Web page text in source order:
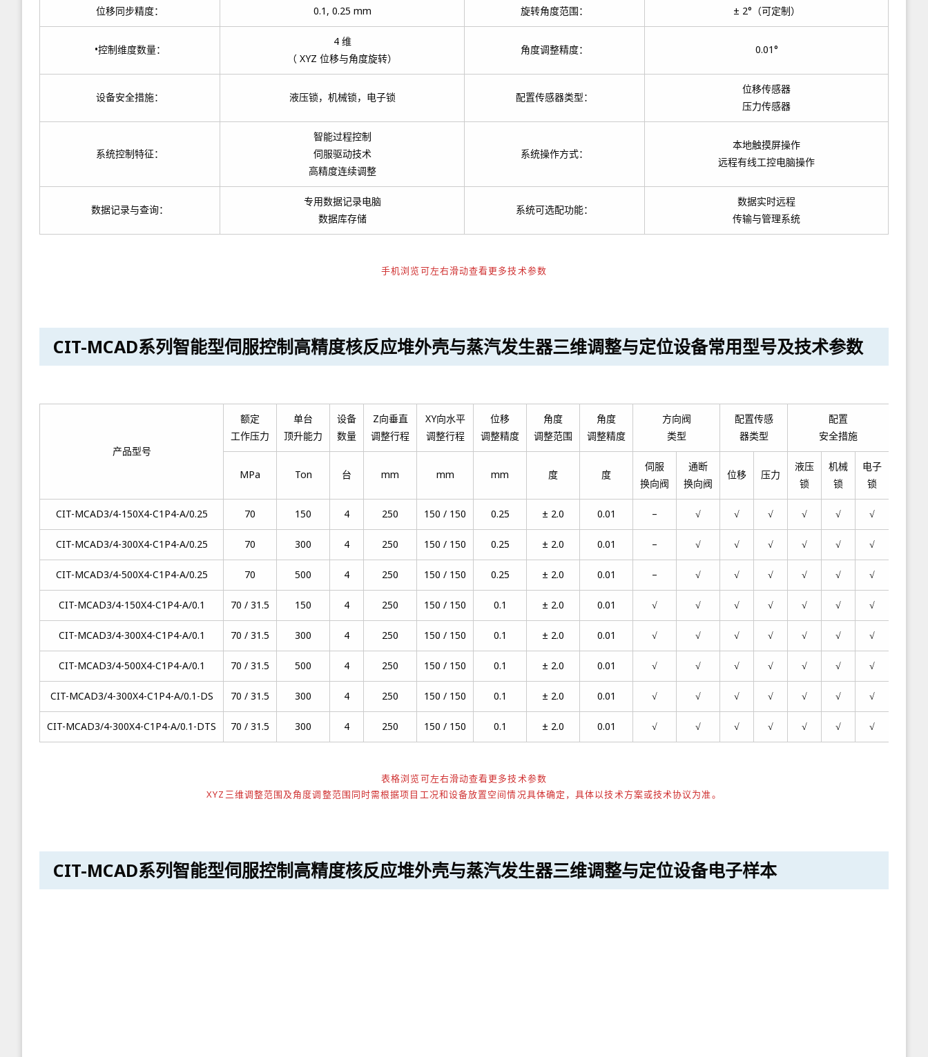
位移同步精度： 0.1, 0.25 mm 旋转角度范围： ± 2°（可定制）
•控制维度数量：
4 维
（ XYZ 位移与角度旋转）
角度调整精度： 0.01°
设备安全措施： 液压锁，机械锁，电子锁 配置传感器类型：
位移传感器
压力传感器
系统控制特征：
智能过程控制
伺服驱动技术
高精度连续调整
系统操作方式：
本地触摸屏操作
远程有线工控电脑操作
数据记录与查询：
专用数据记录电脑
数据库存储
系统可选配功能：
数据实时远程
传输与管理系统
手机浏览可左右滑动查看更多技术参数
CIT-MCAD系列智能型伺服控制高精度核反应堆外壳与蒸汽发生器三维调整与定位设备常用型号及技术参数
产品型号
额定
工作压力
单台
顶升能力
设备
数量
Z向垂直
调整行程
XY向水平
调整行程
位移
调整精度
角度
调整范围
角度
调整精度
方向阀
类型
配置传感
器类型
配置
安全措施
MPa
Ton 台 mm mm mm 度 度
伺服
换向阀
通断
换向阀
位移 压力
液压
锁
机械
锁
电子
锁
CIT-MCAD3/4-150X4-C1P4-A/0.25 70 150 4 250 150 / 150 0.25 ± 2.0 0.01 – √ √ √ √ √ √
CIT-MCAD3/4-300X4-C1P4-A/0.25 70 300 4 250 150 / 150 0.25 ± 2.0 0.01 – √ √ √ √ √ √
CIT-MCAD3/4-500X4-C1P4-A/0.25 70 500 4 250 150 / 150 0.25 ± 2.0 0.01 – √ √ √ √ √ √
CIT-MCAD3/4-150X4-C1P4-A/0.1 70 / 31.5 150 4 250 150 / 150 0.1 ± 2.0 0.01 √ √ √ √ √ √ √
CIT-MCAD3/4-300X4-C1P4-A/0.1 70 / 31.5 300 4 250 150 / 150 0.1 ± 2.0 0.01 √ √ √ √ √ √ √
CIT-MCAD3/4-500X4-C1P4-A/0.1 70 / 31.5 500 4 250 150 / 150 0.1 ± 2.0 0.01 √ √ √ √ √ √ √
CIT-MCAD3/4-300X4-C1P4-A/0.1-DS 70 / 31.5 300 4 250 150 / 150 0.1 ± 2.0 0.01 √ √ √ √ √ √ √
CIT-MCAD3/4-300X4-C1P4-A/0.1-DTS 70 / 31.5 300 4 250 150 / 150 0.1 ± 2.0 0.01 √ √ √ √ √ √ √
表格浏览可左右滑动查看更多技术参数
XYZ三维调整范围及角度调整范围同时需根据项目工况和设备放置空间情况具体确定，具体以技术方案或技术协议为准。
CIT-MCAD系列智能型伺服控制高精度核反应堆外壳与蒸汽发生器三维调整与定位设备电子样本